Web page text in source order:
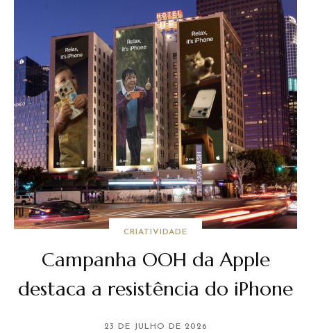
CRIATIVIDADE
Campanha OOH da Apple
destaca a resistência do iPhone
23 DE JULHO DE 2026